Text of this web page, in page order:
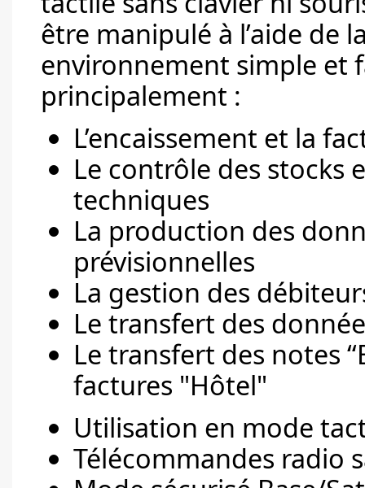
être manipulé à l’aide de
environnement simple et
principalement :
L’encaissement et la
Le contrôle des stocks
techniques
La production des
prévisionnelles
La gestion des
Le transfert des
Le transfert des notes
factures "Hôtel"
Utilisation en mode
Télécommandes radio